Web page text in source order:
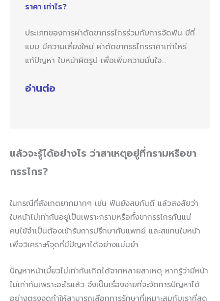
ราคา เท่าไร?
ประเภทของการผ่าตัดขากรรไกรร่วมกับการจัดฟัน มีกี่
แบบ มีความเสี่ยงใหม่ ผ่าตัดขากรรไกรราคาเท่าไหร่
แก้ปัญหา ใบหน้าผิดรูป เพื่อเพิ่มความมั่นใจ…
อ่านต่อ
แล้วจะรู้ได้อย่างไร ว่าสาเหตุอยู่ที่กรามหรือขา
กรรไกร?
ในกรณีที่สังเกตยากมากๆ เช่น ฟันยังสบกันดี แล้วสงสัยว่า
ใบหน้าไม่เท่ากันอยู่เป็นเพราะกรามหรือทั้งขากรรไกรกันแน่
คนไข้จำเป็นต้องเข้ารับการปรึกษากับแพทย์ และสแกนใบหน้า
เพื่อวิเคราะห์จุดที่มีปัญหาได้อย่างแม่นยำ
ปัญหาหน้าเบี้ยวไม่เท่ากันเกิดได้จากหลายสาเหตุ หากรู้ว่ามีหน้า
ไม่เท่ากันเพราะอะไรแล้ว จึงเป็นเรื่องง่ายที่จะจัดการปัญหาได้